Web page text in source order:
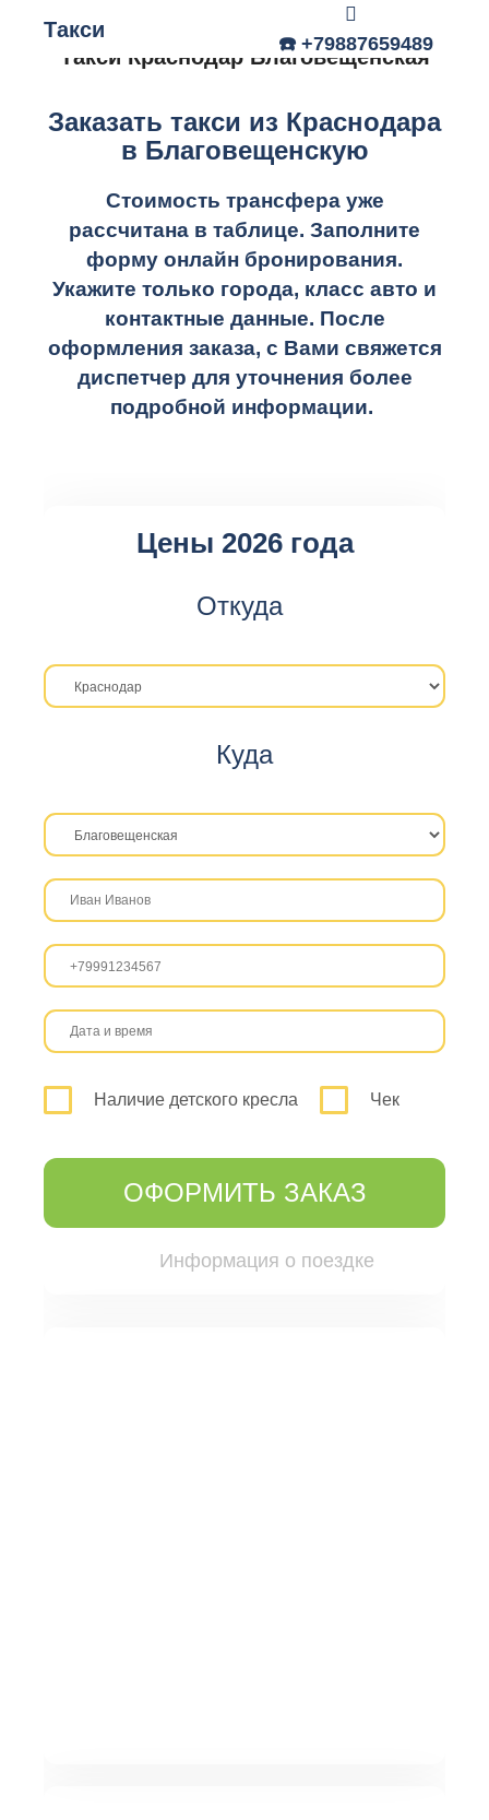
Такси
Главное меню
☎️ +79887659489
Такси Краснодар Благовещенская
Заказать такси из Краснодара
в Благовещенскую
Стоимость трансфера уже
рассчитана в таблице. Заполните
форму онлайн бронирования.
Укажите только города, класс авто и
контактные данные. После
оформления заказа, с Вами свяжется
диспетчер для уточнения более
подробной информации.
Цены 2026 года
Откуда
Куда
Наличие детского кресла Чек
ОФОРМИТЬ ЗАКАЗ
Информация о поездке